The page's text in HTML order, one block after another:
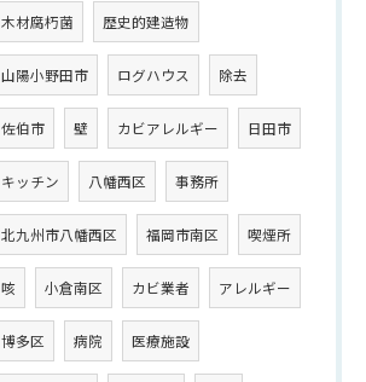
木材腐朽菌 歴史的建造物
山陽小野田市 ログハウス 除去
佐伯市 壁 カビアレルギー 日田市
キッチン 八幡西区 事務所
北九州市八幡西区 福岡市南区 喫煙所
咳 小倉南区 カビ業者 アレルギー
博多区 病院 医療施設